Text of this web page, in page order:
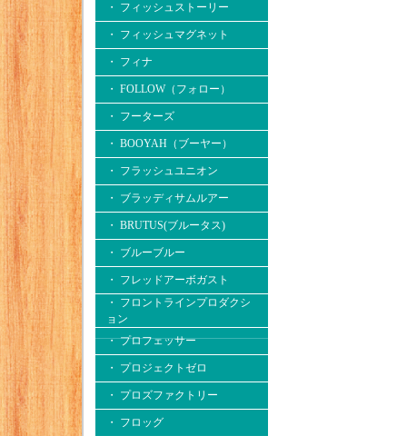
・ フィッシュストーリー
・ フィッシュマグネット
・ フィナ
・ FOLLOW（フォロー）
・ フーターズ
・ BOOYAH（ブーヤー）
・ フラッシュユニオン
・ ブラッディサムルアー
・ BRUTUS(ブルータス)
・ ブルーブルー
・ フレッドアーボガスト
・ フロントラインプロダクシ
ョン
・ プロフェッサー
・ プロジェクトゼロ
・ プロズファクトリー
・ フロッグ